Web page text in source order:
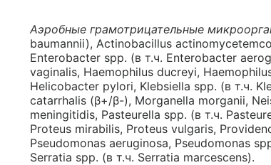
Аэробные грамотрицательные
baumannii), Actinobacillus
Enterobacter spp. (в т.ч. Enterobacter
vaginalis, Haemophilus ducreyi,
Helicobacter pylori, Klebsiella spp. (в т.ч.
catarrhalis (β+/β-), Morganella morganii,
meningitidis, Pasteurella spp. (в т.ч.
Proteus mirabilis, Proteus vulgaris,
Pseudomonas aeruginosa, Pseudomonas
Serratia spp. (в т.ч. Serratia marcescens).